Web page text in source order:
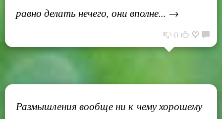
равно делать нечего, они вполне... →
0
Размышления вообще ни к чему хорошему